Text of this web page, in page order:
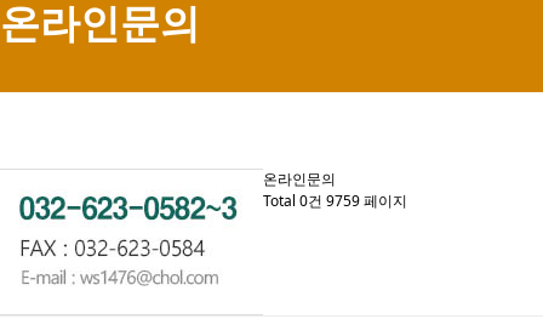
온라인문의
온라인문의
Total 0건 9759 페이지